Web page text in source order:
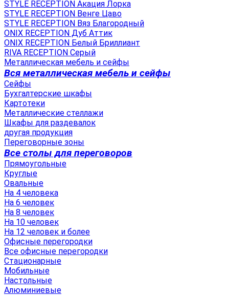
STYLE RECEPTION Акация Лорка
STYLE RECEPTION Венге Цаво
STYLE RECEPTION Вяз Благородный
ONIX RECEPTION Дуб Аттик
ONIX RECEPTION Белый Бриллиант
RIVA RECEPTION Серый
Металлическая мебель и сейфы
Вся металлическая мебель и сейфы
Сейфы
Бухгалтерские шкафы
Картотеки
Металлические стеллажи
Шкафы для раздевалок
другая продукция
Переговорные зоны
Все столы для переговоров
Прямоугольные
Круглые
Овальные
На 4 человека
На 6 человек
На 8 человек
На 10 человек
На 12 человек и более
Офисные перегородки
Все офисные перегородки
Стационарные
Мобильные
Настольные
Алюминиевые